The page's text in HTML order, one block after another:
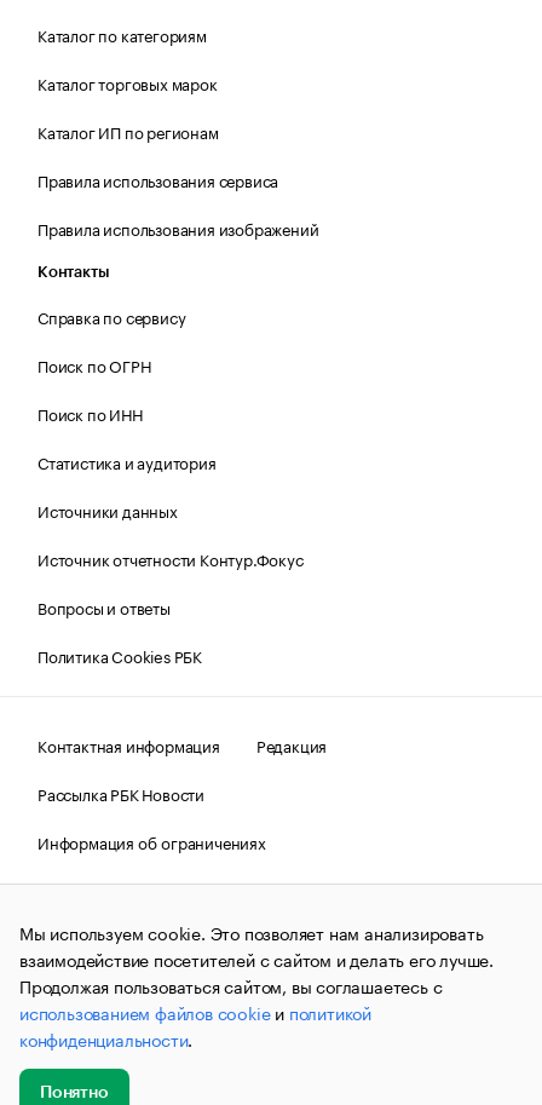
Каталог по категориям
Каталог торговых марок
Каталог ИП по регионам
Правила использования сервиса
Правила использования изображений
Контакты
Справка по сервису
Поиск по ОГРН
Поиск по ИНН
Статистика и аудитория
Источники данных
Источник отчетности Контур.Фокус
Вопросы и ответы
Политика Cookies РБК
Контактная информация
Редакция
Рассылка РБК Новости
Информация об ограничениях
Правовая информация
О соблюдении авторских прав
© АО «РОСБИЗНЕСКОНСАЛТИНГ»,1995–2026.Сообщения
и материалы информационного агентства «РБК»
(зарегистрировано Федеральной службой по надзору в сфере
связи, информационных технологий и массовых
коммуникаций (Роскомнадзор) 09.12.2015 за номером ИА
№ФС77-63848) сопровождаются пометкой «РБК». Отдельные
публикации могут содержать информацию,
не предназначенную для пользователей
до 18 лет.
Мы используем cookie. Это позволяет нам анализировать
взаимодействие посетителей с сайтом и делать его лучше.
Продолжая пользоваться сайтом, вы соглашаетесь с
использованием файлов cookieи политикой
конфиденциальности.
Понятно